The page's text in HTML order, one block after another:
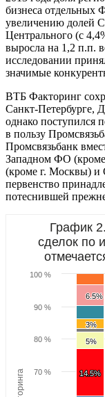
бизнеса отдельных
увеличению долей
Центрального (с
выросла на 1,2 п.п.
исследовании
значимые
ВТБ Факторинг
Санкт-Петербурге,
однако поступился
в пользу
Промсвязьбанк
Западном ФО
(кроме г. Москвы)
первенство
потеснившей
График
сделок по
6.5%
6.5%
3%
3%
5%
5%
14.5%
14.5%
70 %
80 %
90 %
100 %